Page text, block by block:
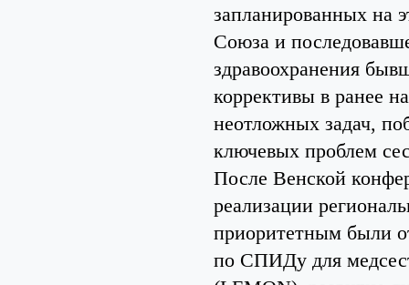
запланированных на
Союза и
здравоохранения
коррективы в ранее
неотложных задач,
ключевых проблем
После Венской
реализации
приоритетным были
по СПИДу для